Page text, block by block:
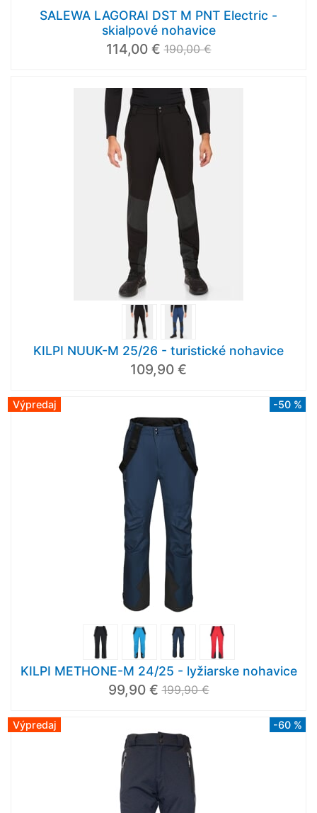
SALEWA LAGORAI DST M PNT Electric -
skialpové nohavice
114,00 € 190,00 €
KILPI NUUK-M 25/26 - turistické nohavice
109,90 €
Výpredaj -50 %
KILPI METHONE-M 24/25 - lyžiarske nohavice
99,90 € 199,90 €
Výpredaj -60 %